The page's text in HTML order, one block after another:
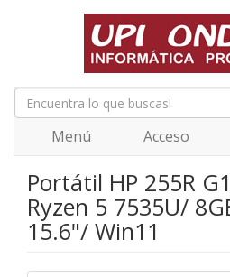
Menú Acceso
Portátil HP 255R
Ryzen 5 7535U/
15.6"/ Win11